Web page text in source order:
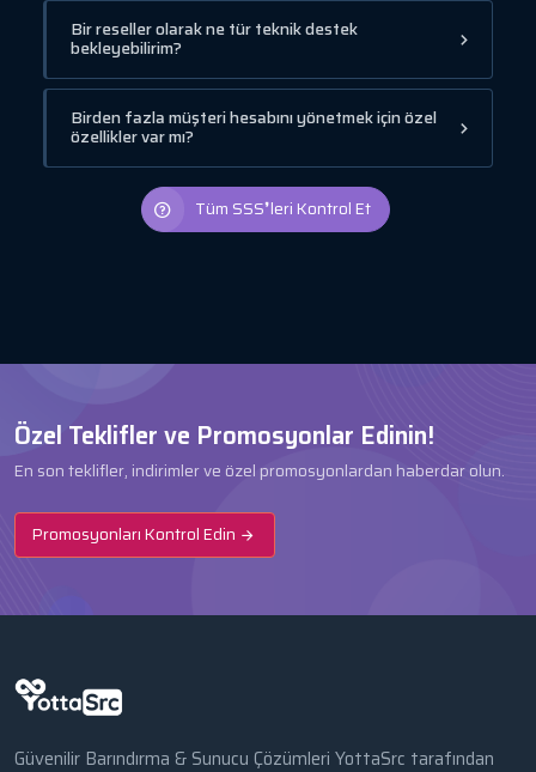
Bir reseller olarak ne tür teknik destek
bekleyebilirim?
Birden fazla müşteri hesabını yönetmek için özel
özellikler var mı?
Tüm SSS❜leri Kontrol Et
Özel Teklifler ve Promosyonlar Edinin!
En son teklifler, indirimler ve özel promosyonlardan haberdar olun.
Promosyonları Kontrol Edin
Güvenilir Barındırma & Sunucu Çözümleri YottaSrc tarafından